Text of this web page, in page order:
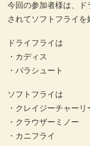
今回の参加者様は、
されてソフトフライを
ドライフライは
・カディス
・パラシュート
ソフトフライは
・クレイジーチャーリ
・クラウザーミノー
・カニフライ